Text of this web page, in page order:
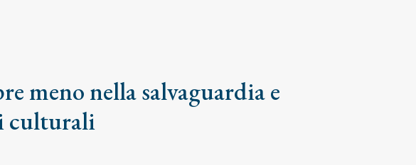
meno nella salvaguardia e
culturali